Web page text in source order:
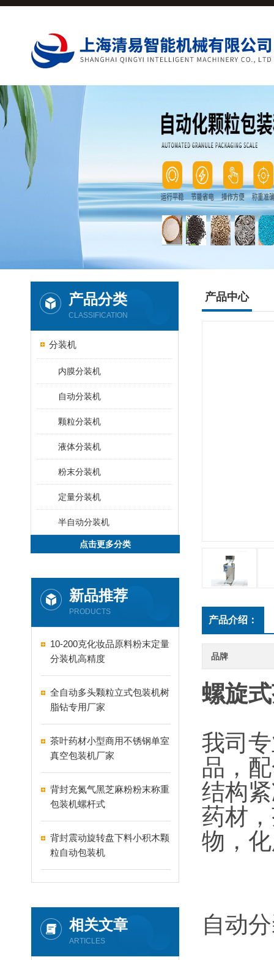
产品分类
CLASSIFICATION
分装机
内膜分装机
自动分装机
颗粒分装机
液体分装机
粉末分装机
定量分装机
半自动分装机
点击更多分类
新品推荐
PRODUCTS
10-200克化妆品原料粉末定量
分装机高精度
全自动多头颗粒立式包装机树
脂钻专用厂家
茶叶药材小型商用不锈钢单室
真空包装机厂家
背封充氮气黑芝麻粉粉末称重
包装机螺杆式
背封震动旋转盘下料小积木颗
粒自动包装机
相关文章
ARTICLES
产品中心
产品介绍：
品牌
螺旋
我司
品，
结构
药材
物，
自动